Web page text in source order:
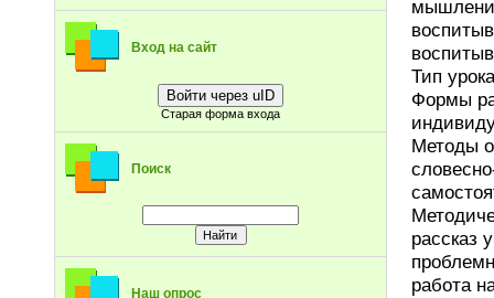
Вход на сайт
Войти через uID
Старая форма входа
Поиск
Наш опрос
Тип
Формы
Методы
рассказ
работа